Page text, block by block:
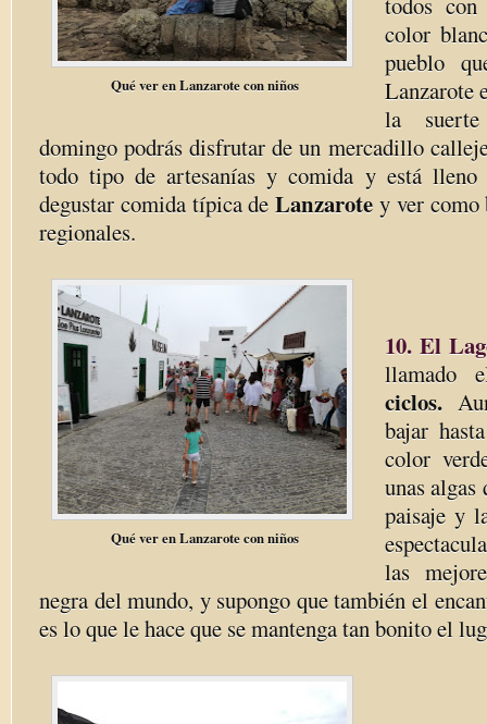
Qué ver en Lanzarote con niños
color
pueblo
Lanzarote
la
domingo podrás disfrutar de un mercadillo
todo tipo de artesanías y comida y está lleno
degustar comida típica deLanzarote y ver
regionales.
Qué ver en Lanzarote con niños
10. El
llamado
ciclos.
bajar
color
unas
paisaje y
las
negra del mundo, y supongo que también el
es lo que le hace que se mantenga tan bonito el